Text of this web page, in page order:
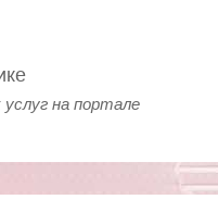
услуг на портале